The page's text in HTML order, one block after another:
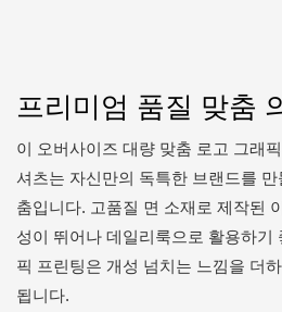
프리미엄 품질 맞춤
이 오버사이즈 대량 맞춤 로고 그래
셔츠는 자신만의 독특한 브랜드를
춤입니다. 고품질 면 소재로 제작된
성이 뛰어나 데일리룩으로 활용하기
픽 프린팅은 개성 넘치는 느낌을 더
됩니다.